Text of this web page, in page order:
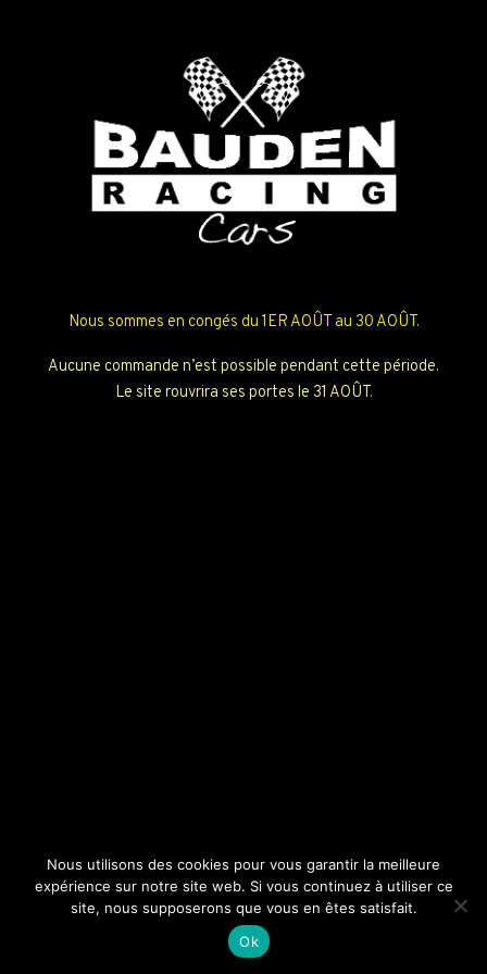
Nous sommes en congés du 1ER AOÛT au 30 AOÛT.
Aucune commande n’est possible pendant cette période.
Le site rouvrira ses portes le 31 AOÛT.
Nous utilisons des cookies pour vous garantir la meilleure
expérience sur notre site web. Si vous continuez à utiliser ce
site, nous supposerons que vous en êtes satisfait.
Ok